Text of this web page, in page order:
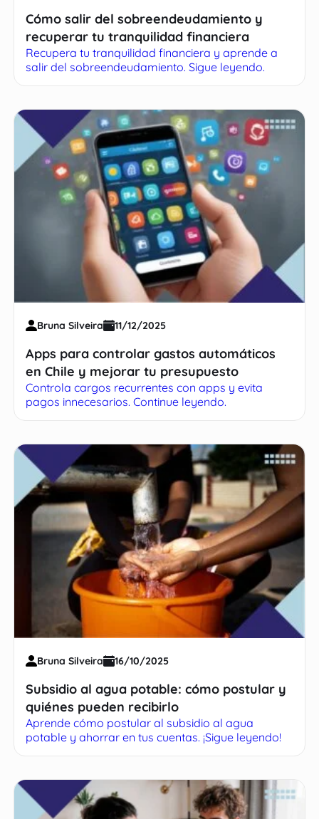
Cómo salir del sobreendeudamiento y
recuperar tu tranquilidad financiera
Recupera tu tranquilidad financiera y aprende a
salir del sobreendeudamiento. Sigue leyendo.
Bruna Silveira 11/12/2025
Apps para controlar gastos automáticos
en Chile y mejorar tu presupuesto
Controla cargos recurrentes con apps y evita
pagos innecesarios. Continue leyendo.
Bruna Silveira 16/10/2025
Subsidio al agua potable: cómo postular y
quiénes pueden recibirlo
Aprende cómo postular al subsidio al agua
potable y ahorrar en tus cuentas. ¡Sigue leyendo!